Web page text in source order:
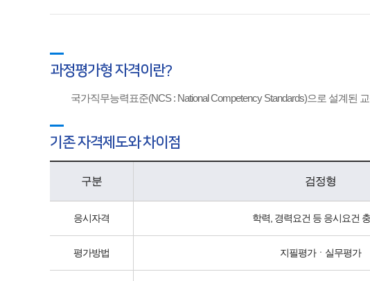
과정평가형 자격이란?
국가직무능력표준(NCS : National Competency Standards)으로 설계
기존 자격제도와 차이점
구분 검정형
응시자격 학력, 경력요건 등 응시요건
평가방법 지필평가ㆍ실무평가